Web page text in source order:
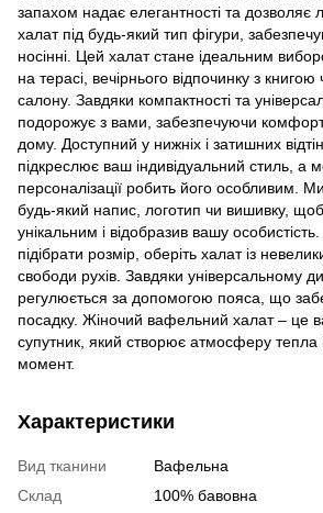
запахом надає елегантності та дозволяє
халат під будь-який тип фігури,
носінні. Цей халат стане ідеальним
на терасі, вечірнього відпочинку з книгою
салону. Завдяки компактності та
подорожує з вами, забезпечуючи комфорт
дому. Доступний у нижніх і затишних
підкреслює ваш індивідуальний стиль, а
персоналізації робить його особливим.
будь-який напис, логотип чи вишивку, щоб
унікальним і відобразив вашу
підібрати розмір, оберіть халат із
свободи рухів. Завдяки універсальному
регулюється за допомогою пояса, що
посадку. Жіночий вафельний халат – це
супутник, який створює атмосферу тепла
момент.
Характеристики
Вид тканини
Вафельна
Склад
100% бавовна